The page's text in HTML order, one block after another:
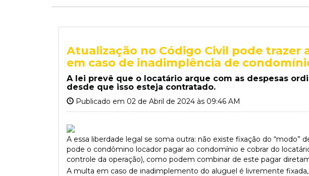
Atualização no Código Civil pode trazer
em caso de inadimplência de
A lei prevê que o locatário arque com as despesas
desde que isso esteja contratado.
Publicado em 02 de Abril de 2024 às 09:46 AM
A essa liberdade legal se soma outra: não existe fixação do “modo”
pode o condômino locador pagar ao condomínio e cobrar do
controle da operação), como podem combinar de este pagar
A multa em caso de inadimplemento do aluguel é livremente